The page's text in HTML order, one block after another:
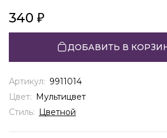
340
ДОБАВИТЬ В
Артикул: 9911014
Цвет: Мультицвет
Стиль: Цветной